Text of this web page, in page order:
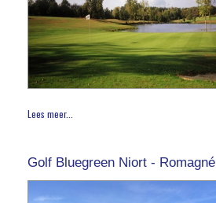
Lees meer...
Golf Bluegreen Niort - Romagné